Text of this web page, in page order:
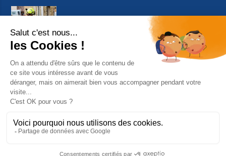
Suivez-nous sur Facebook